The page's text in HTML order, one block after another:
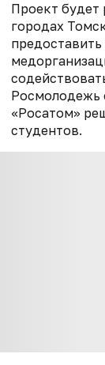
Проект будет
городах
Росмолодежь
«Росатом»
студентов.